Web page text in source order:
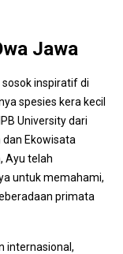
Jawa
sosok inspiratif di
spesies kera kecil
University dari
Ekowisata
Ayu telah
untuk memahami,
primata
internasional,